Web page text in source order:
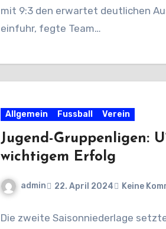
mit 9:3 den erwartet deutlichen
einfuhr, fegte Team…
Allgemein Fussball Verein
Jugend-Gruppenligen:
wichtigem Erfolg
admin 22. April 2024 Keine
Die zweite Saisonniederlage